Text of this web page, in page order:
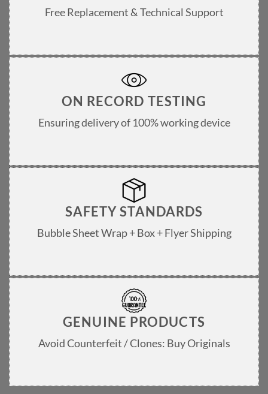
Free Replacement & Technical Support
ON RECORD TESTING
Ensuring delivery of 100% working device
SAFETY STANDARDS
Bubble Sheet Wrap + Box + Flyer Shipping
GENUINE PRODUCTS
Avoid Counterfeit / Clones: Buy Originals